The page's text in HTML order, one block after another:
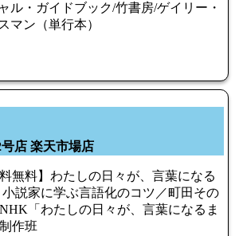
ル・ガイドブック/竹書房/ゲイリー・
マン（単行本）
店 楽天市場店
料無料】わたしの日々が、言葉になる
小説家に学ぶ言語化のコツ／町田その
「わたしの日々が、言葉になるま
作班